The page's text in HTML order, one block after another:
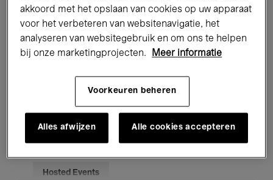
Performances Lezingen & Debatten
Jazz Klassieke Muziek Global Music
Onderwijs Rondleidingen
Hosted Events
akkoord met het opslaan van cookies op uw apparaat
voor het verbeteren van websitenavigatie, het
analyseren van websitegebruik en om ons te helpen
bij onze marketingprojecten.
Meer informatie
Voorkeuren beheren
Alles afwijzen Alle cookies accepteren